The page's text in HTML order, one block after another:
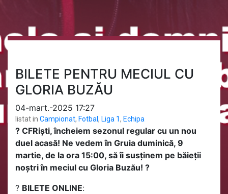
BILETE PENTRU MECIUL CU
GLORIA BUZĂU
04-mart.-2025 17:27
listat in Campionat, Fotbal, Liga 1, Echipa
? CFRiști, încheiem sezonul regular cu un nou
duel acasă! Ne vedem în Gruia duminică, 9
martie, de la ora 15:00, să îi susținem pe băieții
noștri în meciul cu Gloria Buzău! ?
?️ BILETE ONLINE: